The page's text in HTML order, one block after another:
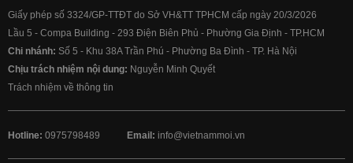
Giấy phép số 3324/GP-TTĐT do Sở VH&TT TPHCM cấp ngày 20/3/2026
Lầu 5 - Compa Building - 293 Điện Biên Phủ - Phường Gia Định - TP.HCM
Chi nhánh: Số 5 - Khu 38A Trần Phú - Phường Ba Đình - TP. Hà Nội
Chịu trách nhiệm nội dung: Nguyễn Minh Quyết
Trách nhiệm về thông tin
Hotline: 0975798489 Email: info@vietnammoi.vn